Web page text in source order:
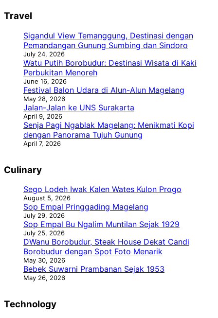
Travel
Sigandul View Temanggung, Destinasi dengan
Pemandangan Gunung Sumbing dan Sindoro
July 24, 2026
Watu Putih Borobudur: Destinasi Wisata di Kaki
Perbukitan Menoreh
June 16, 2026
Festival Balon Udara di Alun-Alun Magelang
May 28, 2026
Jalan-Jalan ke UNS Surakarta
April 9, 2026
Senja Pagi Ngablak Magelang: Menikmati Kopi
dengan Panorama Tujuh Gunung
April 7, 2026
Culinary
Sego Lodeh Iwak Kalen Wates Kulon Progo
August 5, 2026
Sop Empal Pringgading Magelang
July 29, 2026
Sop Empal Bu Ngalim Muntilan Sejak 1929
July 25, 2026
DWanu Borobudur, Steak House Dekat Candi
Borobudur dengan Spot Foto Menarik
May 30, 2026
Bebek Suwarni Prambanan Sejak 1953
May 26, 2026
Technology